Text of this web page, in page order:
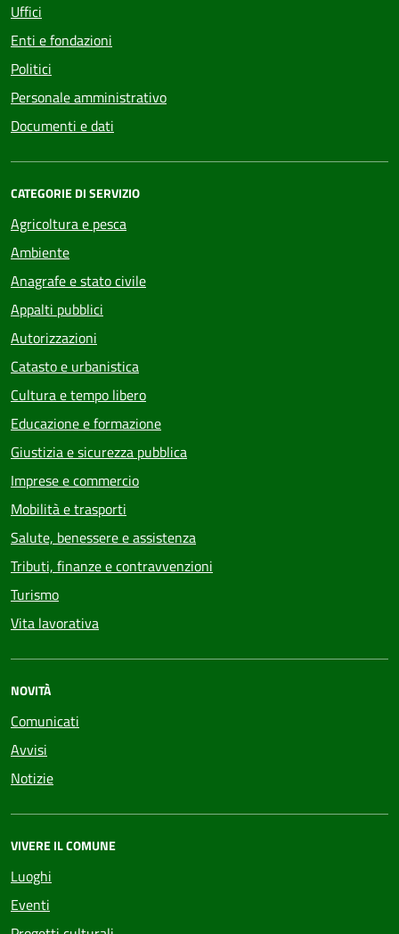
Uffici
Enti e fondazioni
Politici
Personale amministrativo
Documenti e dati
CATEGORIE DI SERVIZIO
Agricoltura e pesca
Ambiente
Anagrafe e stato civile
Appalti pubblici
Autorizzazioni
Catasto e urbanistica
Cultura e tempo libero
Educazione e formazione
Giustizia e sicurezza pubblica
Imprese e commercio
Mobilità e trasporti
Salute, benessere e assistenza
Tributi, finanze e contravvenzioni
Turismo
Vita lavorativa
NOVITÀ
Comunicati
Avvisi
Notizie
VIVERE IL COMUNE
Luoghi
Eventi